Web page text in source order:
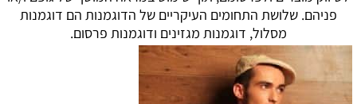
פניהם. שלושת התחומים העיקריים של הדוגמנות הם דוגמנות
מסלול, דוגמנות מגזינים ודוגמנות פרסום.